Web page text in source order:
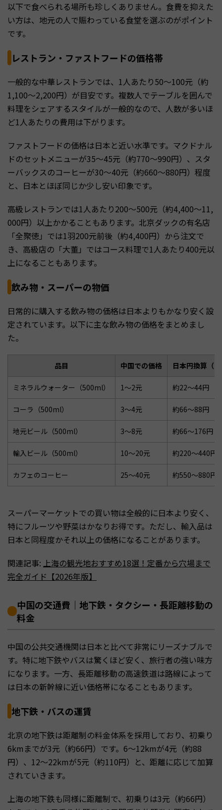
以下で食べられる場所も珍しくありません。食費を抑えた
い方は、地元の人で賑わっている食堂を選ぶのがポイント
です。
レストラン・ファストフードの価格帯
一般的な中華レストランでは、1人あたり50〜100元（約
1,100〜2,200円）が目安です。複数人でテーブルを囲んで
料理をシェアするスタイルが一般的なので、人数が多いほ
ど1人あたりの費用は下がります。
ファストフードの価格は日本と近い水準です。マクドナル
ドのセットメニューが35〜45元（約770〜990円）、スタ
ーバックスのコーヒーが30〜40元（約660〜880円）程度
と、日本とほぼ同じか少し安い印象です。
高級レストランでは1人あたり200〜500元（約4,400〜11,
000円）以上かかることもあります。北京ダックの有名店
「全聚徳」では1羽200元前後（約4,400円）から注文で
き、高級店の「大董」ではコース料理で1人あたり400元以
上になることもあります。
飲み物・スーパーの物価
日常的に購入する飲み物の価格は日本よりもかなり安く設
定されています。以下に主な飲み物の価格をまとめまし
た。
品目 中国での価格 日本円換算（1
ミネラルウォーター（500ml） 1〜2元 約22〜44円
コーラ（500ml） 3〜4元 約66〜88円
地元ビール（500ml） 3〜8元 約66〜176円
輸入ビール（500ml） 10〜20元 約220〜440円
カフェのコーヒー 25〜40元 約550〜880円
スーパーマーケットでの買い物は全般的に日本より安く、
特にフルーツや野菜はかなりお得です。ただし、輸入品は
日本と同程度かそれ以上の価格になることがあります。
関連記事: 上海の観光地おすすめ18選！定番から穴場まで
完全ガイド【2026年版】
中国の交通費｜地下鉄・タクシー・長距離移動の
料金
中国の公共交通機関は日本と比べて非常にリーズナブルで
す。特に地下鉄やバスは驚くほど安く、旅行者の強い味方
になります。一方、長距離移動の高速鉄道は路線によって
は日本の新幹線に近い価格帯になることもあります。
地下鉄・バスの運賃
北京の地下鉄は距離制の料金体系を採用しており、初乗り
6kmまでが3元（約66円）です。6〜12kmが4元（約88
円）、12〜22kmが5元（約110円）と、距離に応じて加算
されていきます。
上海の地下鉄も同様に距離制で、初乗りは3元（約66円）